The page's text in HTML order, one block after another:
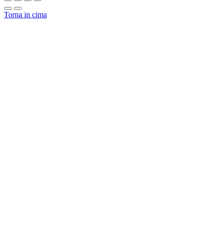
Torna in cima